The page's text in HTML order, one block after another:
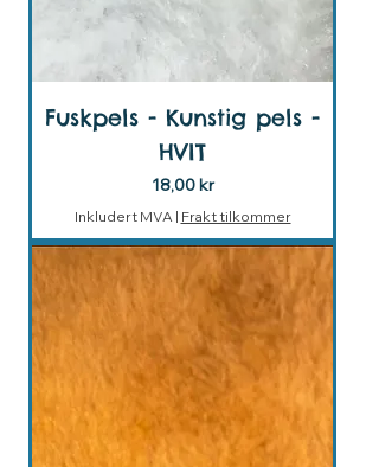
Fuskpels - Kunstig pels -
HVIT
Pris
18,00 kr
Inkludert MVA | Frakt tilkommer